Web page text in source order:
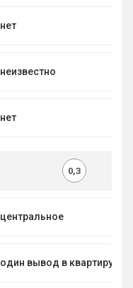
нет
неизвестно
нет
0,3
центральное
один вывод в квартиру